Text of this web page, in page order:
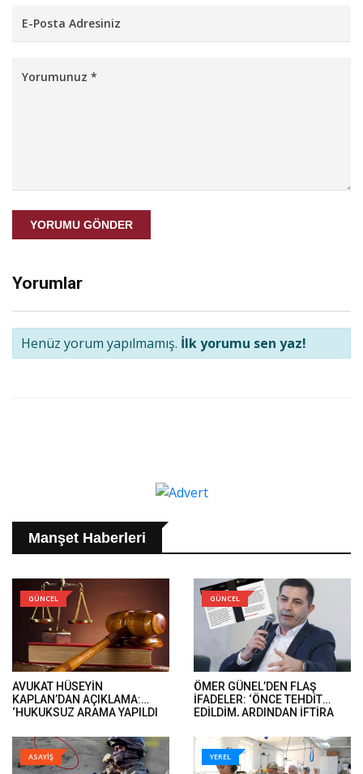
YORUMU GÖNDER
Yorumlar
Henüz yorum yapılmamış. İlk yorumu sen yaz!
Manşet Haberleri
GÜNCEL
AVUKAT HÜSEYİN
KAPLAN’DAN AÇIKLAMA:
‘HUKUKSUZ ARAMA YAPILDI
DOSYALARINA EL KONULDU’..
GÜNCEL
ÖMER GÜNEL’DEN FLAŞ
İFADELER: ‘ÖNCE TEHDİT
EDİLDİM, ARDINDAN İFTİRA
ASAYİŞ YEREL